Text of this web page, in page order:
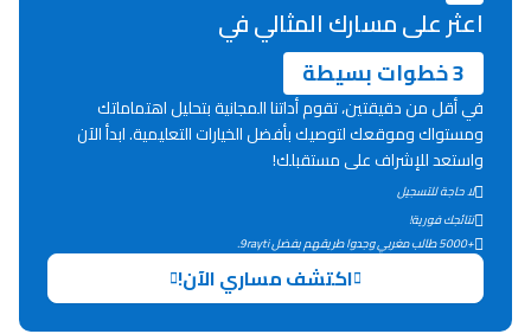
إلياس أريدال، إطار
فمنظّمة دولية
مهنة التّرجمة، العمل
التّطوّعي، التّشبيك و
أشياء أخرى مع مامودو
سامورا
بطلة المغرب فالقفز
الطولي، ملاك البردع
كتحكي على تجربتها
اعثر على مسارك المثالي في
3 خطوات بسيطة
في أقل من دقيقتين، تقوم أداتنا المجانية بتحليل اهتماماتك
ومستواك وموقعك لتوصيك بأفضل الخيارات التعليمية. ابدأ الآن
واستعد للإشراف على مستقبلك!
لا حاجة للتسجيل
نتائجك فورية!
+5000 طالب مغربي وجدوا طريقهم بفضل 9rayti.
اكتشف مساري الآن!